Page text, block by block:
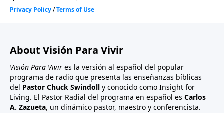
About Visión Para Vivir
Visión Para Vivir es la versión al español del popular
programa de radio que presenta las enseñanzas bíblicas
del Pastor Chuck Swindoll y conocido como Insight for
Living. El Pastor Radial del programa en español es Carlos
A. Zazueta, un dinámico pastor, maestro y conferencista.